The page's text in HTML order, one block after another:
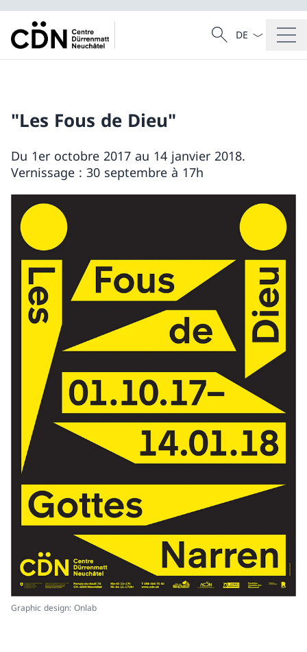
Recherche
Recherche
La langue
"Les Fous de Dieu"
Du 1er octobre 2017 au 14 janvier 2018.
Vernissage : 30 septembre à 17h
Graphic design: Onlab